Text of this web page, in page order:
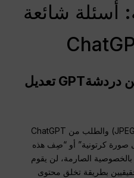
أسئلة شائعة
دردشةGPT
تعديل
يمكنك تحميل صورة (JPEG / PNG) والطلب من ChatGPT
صورة كرتونية” أو “صِف هذه
الصارمة، لن يقوم
بطريقة تخلق محتوى